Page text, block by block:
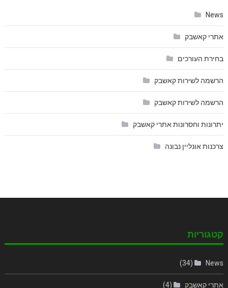
News
אתרי קאשבק
בחירת העורכים
הרשמה לשירות קאשבק
הרשמה לשירות קאשבק
יתרונות וחסרונות אתרי קאשבק
צרכנות אונליין נבונה
קטגוריות
News
(34)
אתרי קאשבק (4)